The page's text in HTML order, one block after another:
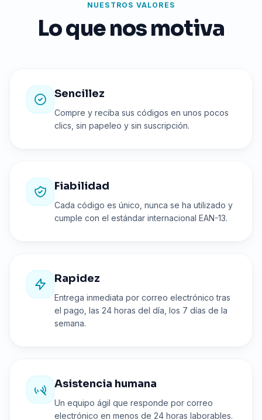
NUESTROS VALORES
Lo que nos motiva
Sencillez
Compre y reciba sus códigos en unos pocos
clics, sin papeleo y sin suscripción.
Fiabilidad
Cada código es único, nunca se ha utilizado y
cumple con el estándar internacional EAN-13.
Rapidez
Entrega inmediata por correo electrónico tras
el pago, las 24 horas del día, los 7 días de la
semana.
Asistencia humana
Un equipo ágil que responde por correo
electrónico en menos de 24 horas laborables.